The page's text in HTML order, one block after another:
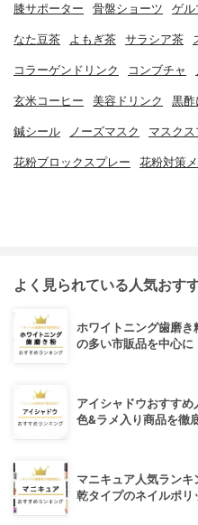
膝サポーター 骨盤ショーツ ゲル
なた豆茶 よもぎ茶 サラシア茶
コラーゲンドリンク コンブチャ
玄米コーヒー 美容ドリンク 黒酢
鍼シール ノーズマスク マスクス
花粉ブロックスプレー 花粉対策
よく見られている人気おす
ホワイトニング歯磨き
の多い市販品を中心に
アイシャドウおすす
色&ラメ入り商品を徹
マニキュア人気ラン
乾タイプのネイルポリ